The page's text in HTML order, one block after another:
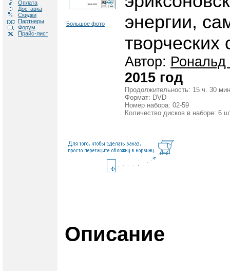
Оплата
Доставка
Скидки
Партнеры
Форум
Прайс-лист
Большое фото
энергии,
творческих
Автор: Рональд
2015 год
Продолжительность: 15 ч. 30
Формат: DVD
Номер набора: 02-59
Количество дисков в наборе: 6
Описание